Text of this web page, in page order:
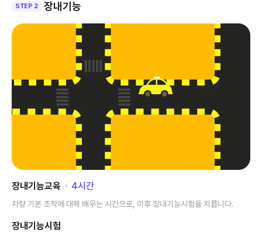
STEP 2 장내기능
장내기능교육 ･ 4시간
차량 기본 조작에 대해 배우는 시간으로, 이후 장내기능시험을 치릅니다.
장내기능시험